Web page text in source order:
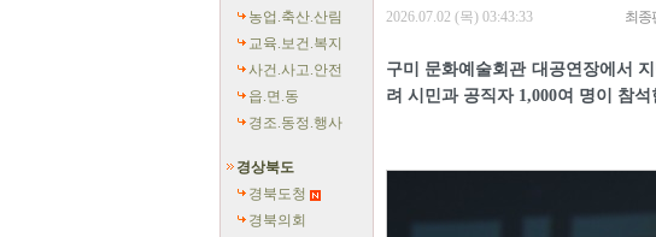
농업.축산.산림
교육.보건.복지
사건.사고.안전
읍.면.동
경조.동정.행사
경상북도
경북도청
경북의회
2026.07.02 (목) 03:43:33 최종
구미 문화예술회관 대공연장에서
려 시민과 공직자 1,000여 명이 참